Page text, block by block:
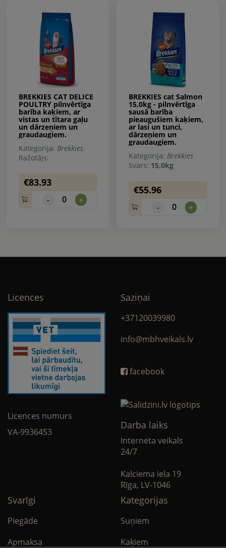
BREKKIES CAT DELICE
POULTRY pilnvērtīga
barība kaķiem, ar
vistas un tītara gaļu
un dārzeņiem un
graudaugiem.
Kategorija: Brekkies
Ražotājs:
€83.93
- 0 +
BREKKIES cat Salmon
15,0kg - pilnvērtīga
sausā barība
pieaugušiem kaķiem,
ar lasi un tunci,
dārzeņiem un
graudaugiem.
Kategorija: Brekkies
Svars: 15,0kg
€55.96
- 0 +
Licences
Licences numurs
VA-9936453
Saziņai
+37120039980
info@mbhveikals.lv
facebook
Darba laiks
Interneta veikals
24/7
Kalciema iela 19
Rīga, LV-1046
Svarīgi
Piegāde
Apmaksa
Kategorijas
Suņiem
Kaķiem